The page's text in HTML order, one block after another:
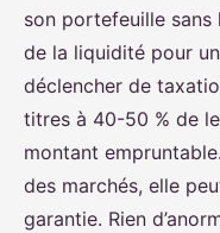
son portefeuille sans
de la liquidité pour
déclencher de
titres à 40-50 % de
montant
des marchés, elle
garantie. Rien